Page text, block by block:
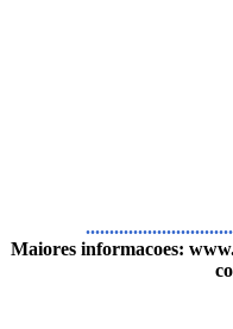
Maiores informacoes: